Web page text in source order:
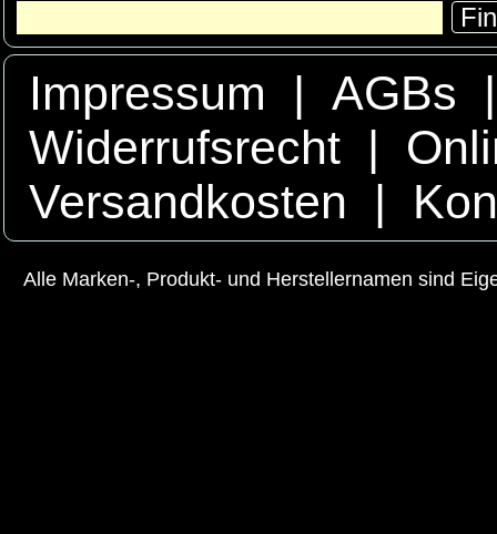
Impressum | AGBs
Widerrufsrecht |
Versandkosten
|
Alle Marken-, Produkt- und Herstellernamen sind